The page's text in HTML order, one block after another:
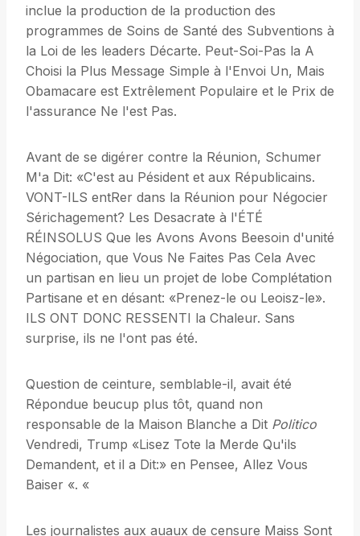
inclue la production de la production des
programmes de Soins de Santé des Subventions à
la Loi de les leaders Décarte. Peut-Soi-Pas la A
Choisi la Plus Message Simple à l'Envoi Un, Mais
Obamacare est Extrêlement Populaire et le Prix de
l'assurance Ne l'est Pas.
Avant de se digérer contre la Réunion, Schumer
M'a Dit: «C'est au Pésident et aux Républicains.
VONT-ILS entRer dans la Réunion pour Négocier
Sérichagement? Les Desacrate à l'ÉTÉ
RÉINSOLUS Que les Avons Avons Beesoin d'unité
Négociation, que Vous Ne Faites Pas Cela Avec
un partisan en lieu un projet de lobe Complétation
Partisane et en désant: «Prenez-le ou Leoisz-le».
ILS ONT DONC RESSENTI la Chaleur. Sans
surprise, ils ne l'ont pas été.
Question de ceinture, semblable-il, avait été
Répondue beucup plus tôt, quand non
responsable de la Maison Blanche a Dit Politico
Vendredi, Trump «Lisez Tote la Merde Qu'ils
Demandent, et il a Dit:» en Pensee, Allez Vous
Baiser «. «
Les journalistes aux auaux de censure Maiss Sont